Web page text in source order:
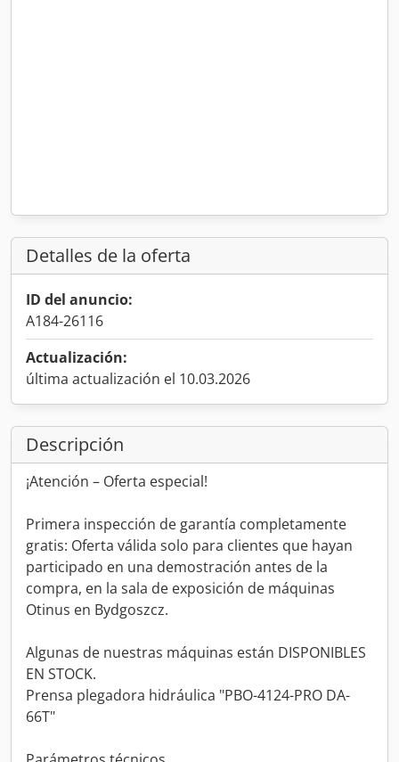
Detalles de la oferta
ID del anuncio:
A184-26116
Actualización:
última actualización el 10.03.2026
Descripción
¡Atención – Oferta especial!
Primera inspección de garantía completamente
gratis: Oferta válida solo para clientes que hayan
participado en una demostración antes de la
compra, en la sala de exposición de máquinas
Otinus en Bydgoszcz.
Algunas de nuestras máquinas están DISPONIBLES
EN STOCK.
Prensa plegadora hidráulica "PBO-4124-PRO DA-
66T"